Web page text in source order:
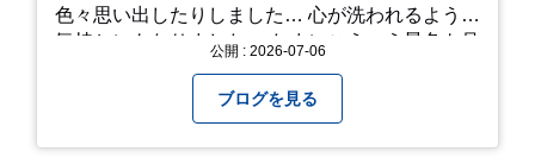
色々思い出したりしました… 心が洗われるような
気持ちにもなりました。 たまにこういう景色も見
番になりますが皆様方くれぐれもご自愛ください
公開 : 2026-07-06
ブログを見る